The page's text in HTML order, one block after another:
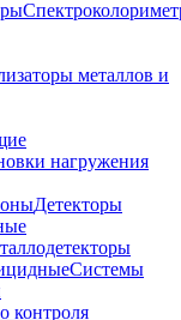
металлов и
нагружения
Детекторы
Системы
контроля